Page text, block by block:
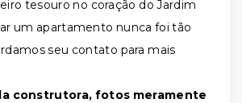
tesouro no coração do Jardim
um apartamento nunca foi tão
seu contato para mais
construtora, fotos meramente